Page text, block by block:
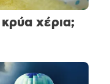
κρύα χέρια;